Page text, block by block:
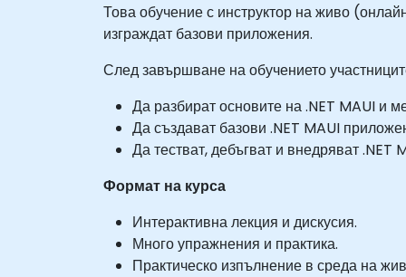
Това обучение с инструктор на живо
изграждат базови приложения.
След завършване на обучението
Да разбират основите на .NET MAUI и
Да създават базови .NET MAUI
Да тестват, дебъгват и внедряват .NET
Формат на курса
Интерактивна лекция и дискусия.
Много упражнения и практика.
Практическо изпълнение в среда на